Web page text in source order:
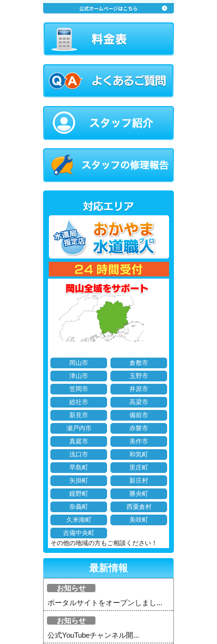
岡山市
倉敷市
津山市
玉野市
笠岡市
井原市
総社市
高梁市
新見市
備前市
瀬戸内市
赤磐市
真庭市
美作市
浅口市
和気町
早島町
里庄町
矢掛町
新庄村
鏡野町
勝央町
奈義町
西粟倉村
久米南町
美咲町
吉備中央町
その他の地域の方もご相談ください！
最新情報
お知らせ
ポータルサイトをオープンしまし...
お知らせ
公式YouTubeチャンネル開...